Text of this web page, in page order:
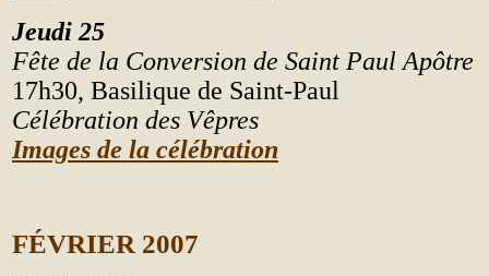
Jeudi 25
Fête de la Conversion de Saint Paul Apôtre
17h30, Basilique de Saint-Paul
Célébration des Vêpres
Images de la célébration
FÉVRIER 2007